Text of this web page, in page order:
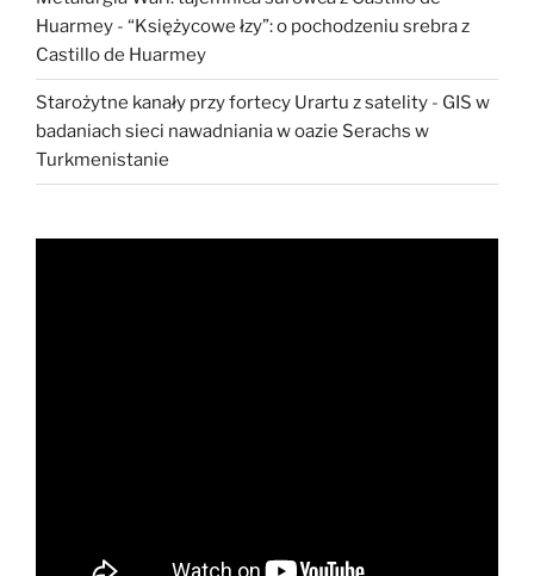
Huarmey - “Księżycowe łzy”: o pochodzeniu srebra z
Castillo de Huarmey
Starożytne kanały przy fortecy Urartu z satelity - GIS w
badaniach sieci nawadniania w oazie Serachs w
Turkmenistanie